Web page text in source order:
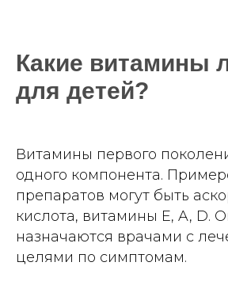
Какие витамины
для детей?
Витамины первого
одного компонента.
препаратов могут быть
кислота, витамины Е, A, D.
назначаются врачами с
целями по симптомам.